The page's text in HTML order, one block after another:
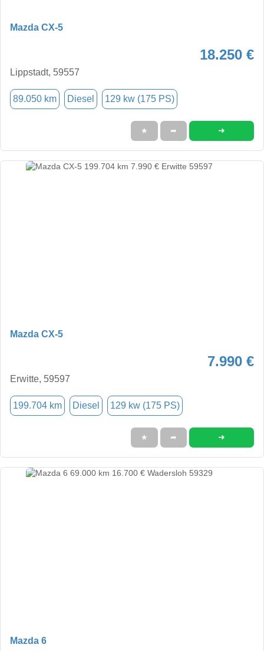
Mazda CX-5
18.250 €
Lippstadt, 59557
89.050 km Diesel 129 kw (175 PS)
★ ➦ ➜
Mazda CX-5
7.990 €
Erwitte, 59597
199.704 km Diesel 129 kw (175 PS)
★ ➦ ➜
Mazda 6